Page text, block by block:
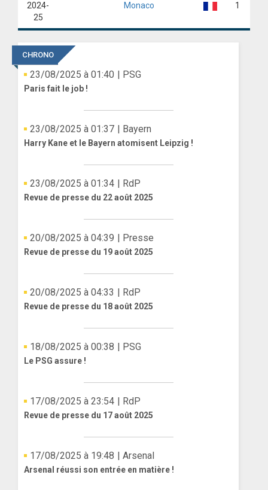
2024-
25
Monaco 1
CHRONO
23/08/2025 à 01:40 | PSG
Paris fait le job !
23/08/2025 à 01:37 | Bayern
Harry Kane et le Bayern atomisent Leipzig !
23/08/2025 à 01:34 | RdP
Revue de presse du 22 août 2025
20/08/2025 à 04:39 | Presse
Revue de presse du 19 août 2025
20/08/2025 à 04:33 | RdP
Revue de presse du 18 août 2025
18/08/2025 à 00:38 | PSG
Le PSG assure !
17/08/2025 à 23:54 | RdP
Revue de presse du 17 août 2025
17/08/2025 à 19:48 | Arsenal
Arsenal réussi son entrée en matière !